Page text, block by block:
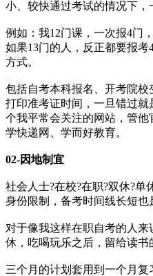
小、较快通过考试的情况下，
例如：我12门课，一次报4门
如果13门的人，反正都要报考
方式。
包括自考本科报名、开考院校
打印准考证时间，一旦错过
个我平常会关注的网站，管
学快递网、学而好教育。
02-因地制宜
社会人士?在校?在职?双休?单
身份限制，备考时间线长短也
对于像我这样在职自考的人
休，吃喝玩乐之后，留给读书
三个月的计划套用到一个月